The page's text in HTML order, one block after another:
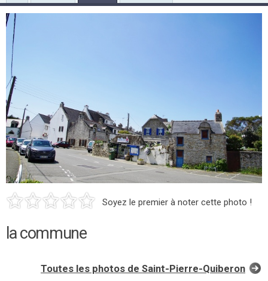
Soyez le premier à noter cette photo !
la commune
Toutes les photos de Saint-Pierre-Quiberon